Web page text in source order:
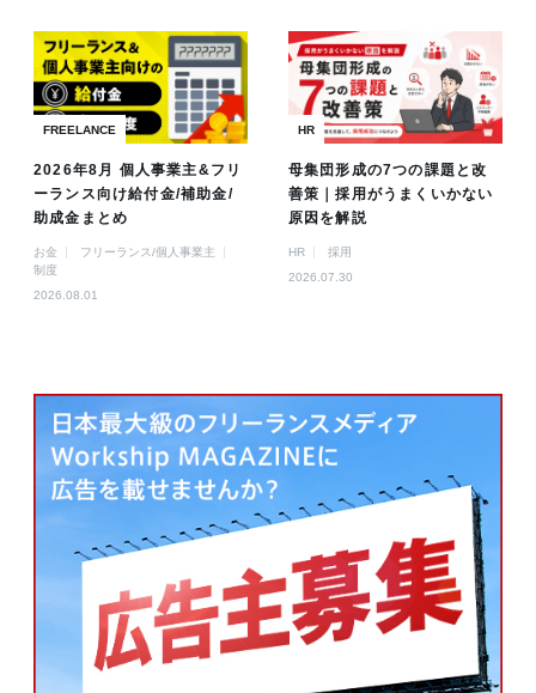
FREELANCE
2026年8月 個人事業主&フリ
ーランス向け給付金/補助金/
助成金まとめ
お金
フリーランス/個人事業主
制度
2026.08.01
HR
母集団形成の7つの課題と改
善策｜採用がうまくいかない
原因を解説
HR
採用
2026.07.30